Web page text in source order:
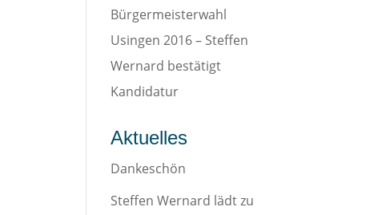
Bürgermeisterwahl
Usingen 2016 – Steffen
Wernard bestätigt
Kandidatur
Aktuelles
Dankeschön
Steffen Wernard lädt zu